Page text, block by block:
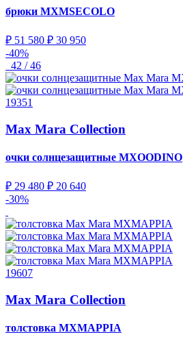
брюки MXMSECOLO
₽ 51 580 ₽ 30 950
-40%
42 / 46
19351
Max Mara Collection
очки солнцезащитные MXOODINO
₽ 29 480 ₽ 20 640
-30%
19607
Max Mara Collection
толстовка MXMAPPIA